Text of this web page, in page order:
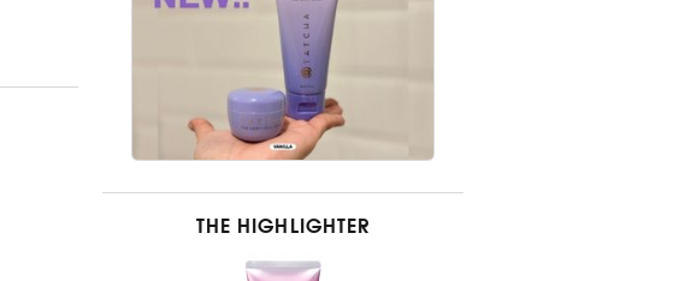
THE HIGHLIGHTER